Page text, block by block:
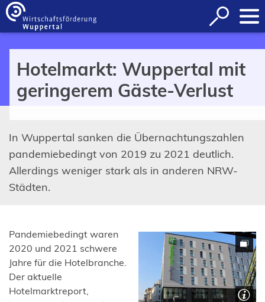
Inhalt anspringen
Suche
öffnen
Hotelmarkt: Wuppertal mit
geringerem Gäste-Verlust
In Wuppertal sanken die Übernachtungszahlen
pandemiebedingt von 2019 zu 2021 deutlich.
Allerdings weniger stark als in anderen NRW-
Städten.
Pandemiebedingt waren
2020 und 2021 schwere
Jahre für die Hotelbranche.
Der aktuelle
Hotelmarktreport,